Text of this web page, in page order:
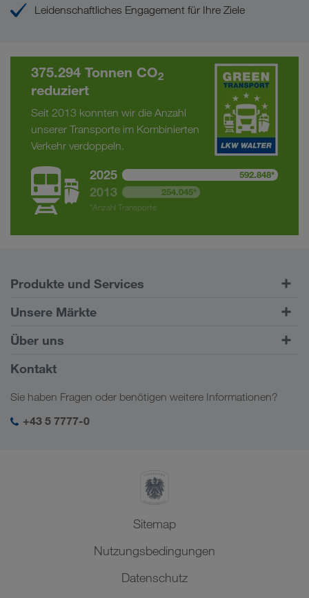
Leidenschaftliches Engagement für Ihre Ziele
375.294 Tonnen CO2
reduziert
Seit 2013 konnten wir die Anzahl
unserer Transporte im Kombinierten
Verkehr verdoppeln.
2025 592.848*
2013
254.045*
*Anzahl Transporte
Produkte und Services
Straßentransporte
Kundenportal CONNECT
Digitale Lösungen
Branchenlösungen
Unsere Märkte
Europa
Kaukasus
Zentralasien
Naher Osten
Über uns
Firmeninformation
Soziale Verantwortung
SHEQ-Management
Kontakt
Sie haben Fragen oder benötigen weitere Informationen?
+43 5 7777-0
Sitemap
Nutzungsbedingungen
Datenschutz